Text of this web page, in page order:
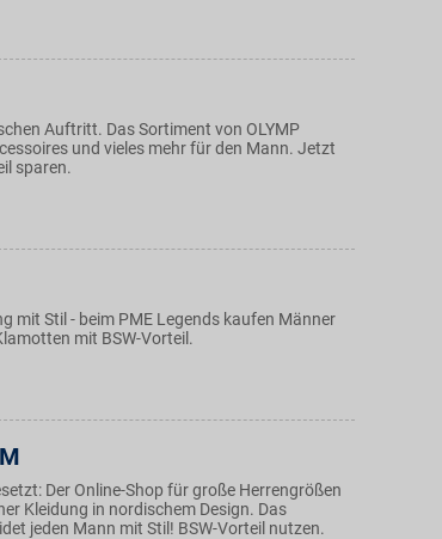
Auftritt. Das Sortiment von OLYMP
und vieles mehr für den Mann. Jetzt
sparen.
mit Stil - beim PME Legends kaufen Männer
mit BSW-Vorteil.
Der Online-Shop für große Herrengrößen
Kleidung in nordischem Design. Das
jeden Mann mit Stil! BSW-Vorteil nutzen.